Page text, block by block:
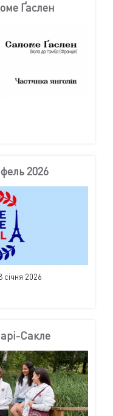
Ґаслен
2026
січня 2026
Сакле